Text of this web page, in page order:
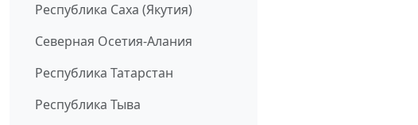
Республика Саха (Якутия)
Северная Осетия-Алания
Республика Татарстан
Республика Тыва